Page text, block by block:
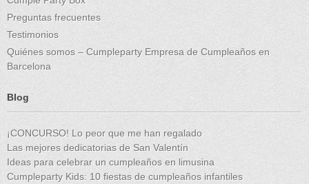
Preguntas frecuentes
Testimonios
Quiénes somos – Cumpleparty Empresa de Cumpleaños en
Barcelona
Blog
¡CONCURSO! Lo peor que me han regalado
Las mejores dedicatorias de San Valentín
Ideas para celebrar un cumpleaños en limusina
Cumpleparty Kids: 10 fiestas de cumpleaños infantiles